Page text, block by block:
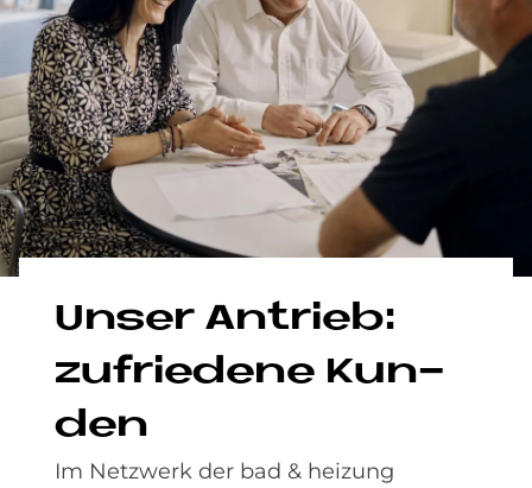
Un­ser An­trieb:
zu­frie­de­ne Kun­
den
Im Netzwerk der bad & heizung